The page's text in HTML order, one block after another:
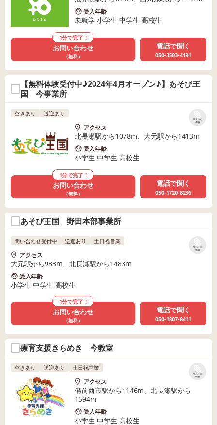
受入年齢
未就学 小学生 中学生 高校生
1分で完了！
お問い合わせ
（無料）
電話で聞く
050-3503-4191
【無料体験受付中♪2024年4月オープン♪】あそび王
国 今事業所
リストに
保存
空きあり 送迎あり
アクセス
北長瀬駅から1078m、大元駅から1413m
受入年齢
小学生 中学生 高校生
1分で完了！
お問い合わせ
（無料）
電話で聞く
050-1720-8236
あそび王国 野田本部事業所
リストに
保存
問い合わせ受付中 送迎あり 土日祝営業
アクセス
大元駅から933m、北長瀬駅から1483m
受入年齢
小学生 中学生 高校生
1分で完了！
お問い合わせ
（無料）
電話で聞く
050-1807-8411
療育支援きらめき 今教室
リストに
保存
空きあり 送迎あり 土日祝営業
アクセス
備前西市駅から1146m、北長瀬駅から
1594m
受入年齢
小学生 中学生 高校生